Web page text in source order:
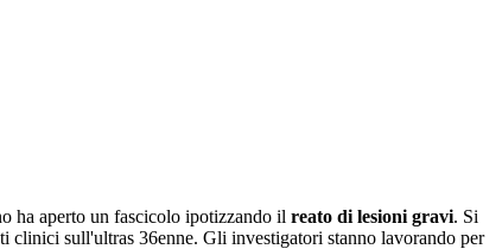
ha aperto un fascicolo ipotizzando il reato di lesioni gravi. Si
clinici sull'ultras 36enne. Gli investigatori stanno lavorando per